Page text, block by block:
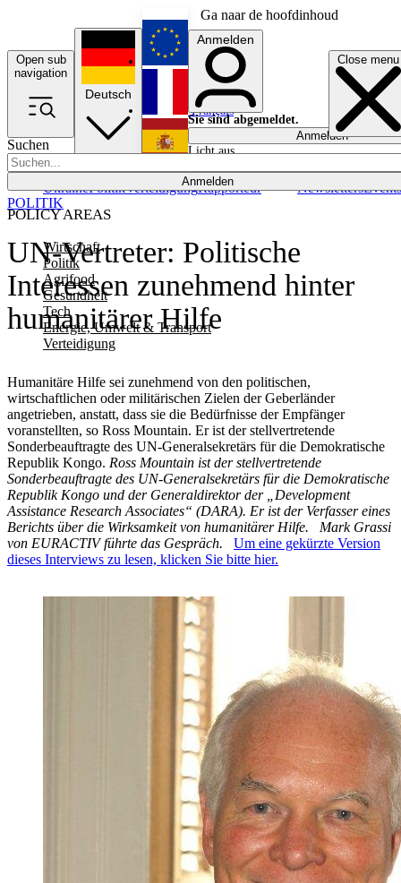
Ga naar de hoofdinhoud
Open sub
navigation
Close menu
Suchen
Anmelden
POLICY AREAS
Wirtschaft
Politik
Agrifood
Gesundheit
Tech
Energie, Umwelt & Transport
Verteidigung
UkrainePolitikVerteidigungRapporteur NewslettersEvents
Deutsch
English
Français
Anmelden
Sie sind abgemeldet.
Anmelden
Licht aus
UN-Vertreter: Politische
Interessen zunehmend hinter
humanitärer Hilfe
Humanitäre Hilfe sei zunehmend von den politischen,
wirtschaftlichen oder militärischen Zielen der Geberländer
angetrieben, anstatt, dass sie die Bedürfnisse der Empfänger
voranstellten, so Ross Mountain. Er ist der stellvertretende
Sonderbeauftragte des UN-Generalsekretärs für die Demokratische
Republik Kongo. Ross Mountain ist der stellvertretende
Sonderbeauftragte des UN-Generalsekretärs für die Demokratische
Republik Kongo und der Generaldirektor der „Development
Assistance Research Associates“ (DARA). Er ist der Verfasser eines
Berichts über die Wirksamkeit von humanitärer Hilfe.
Mark Grassi
von EURACTIV führte das Gespräch.
Um eine gekürzte Version
dieses Interviews zu lesen, klicken Sie bitte hier.
POLITIK